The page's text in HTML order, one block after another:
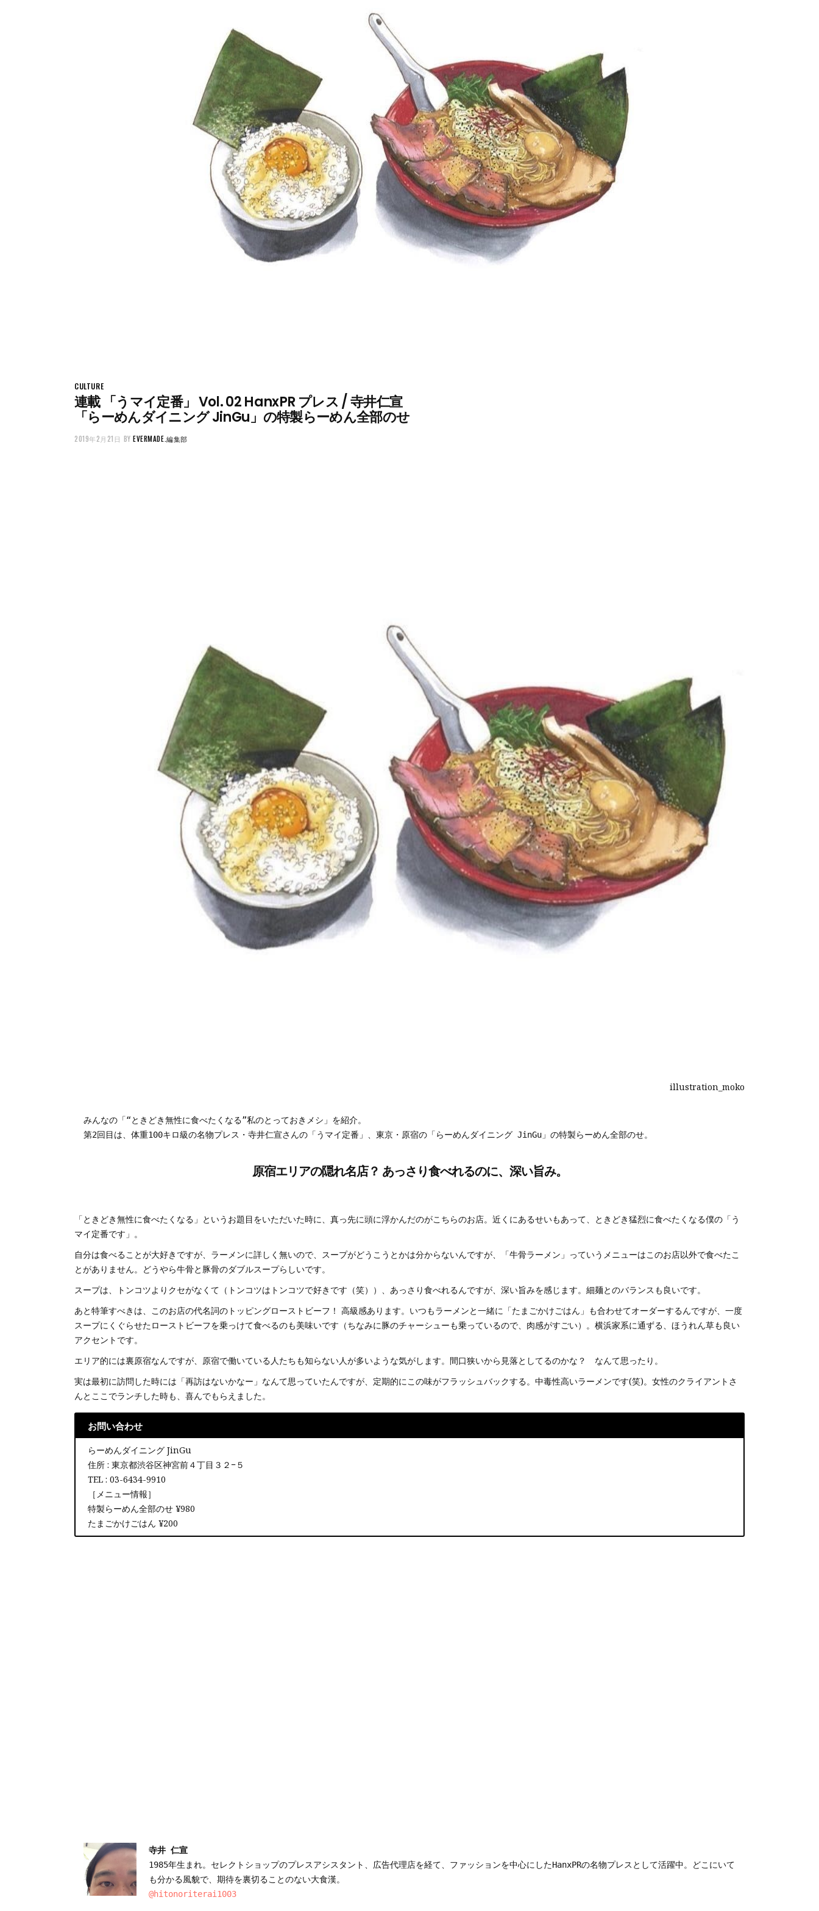
CULTURE
連載 「うマイ定番」 Vol. 02 HanxPR プレス / 寺井仁宣
「らーめんダイニング JinGu」の特製らーめん全部のせ
2019年2月21日 BYEVERMADE.編集部
illustration_moko
みんなの「“ときどき無性に食べたくなる”私のとっておきメシ」を紹介。
第2回目は、体重100キロ級の名物プレス・寺井仁宣さんの「うマイ定番」、東京・原宿の「らーめんダイニング JinGu」の特製らーめん全部のせ。
原宿エリアの隠れ名店？ あっさり食べれるのに、深い旨み。
「ときどき無性に食べたくなる」というお題目をいただいた時に、真っ先に頭に浮かんだのがこちらのお店。近くにあるせいもあって、ときどき猛烈に食べたくなる僕の「う
マイ定番です」。
自分は食べることが大好きですが、ラーメンに詳しく無いので、スープがどうこうとかは分からないんですが、「牛骨ラーメン」っていうメニューはこのお店以外で食べたこ
とがありません。どうやら牛骨と豚骨のダブルスープらしいです。
スープは、トンコツよりクセがなくて（トンコツはトンコツで好きです（笑））、あっさり食べれるんですが、深い旨みを感じます。細麺とのバランスも良いです。
あと特筆すべきは、このお店の代名詞のトッピングローストビーフ！ 高級感あります。いつもラーメンと一緒に「たまごかけごはん」も合わせてオーダーするんですが、一度
スープにくぐらせたローストビーフを乗っけて食べるのも美味いです（ちなみに豚のチャーシューも乗っているので、肉感がすごい）。横浜家系に通ずる、ほうれん草も良い
アクセントです。
エリア的には裏原宿なんですが、原宿で働いている人たちも知らない人が多いような気がします。間口狭いから見落としてるのかな？ なんて思ったり。
実は最初に訪問した時には「再訪はないかなー」なんて思っていたんですが、定期的にこの味がフラッシュバックする。中毒性高いラーメンです(笑)。女性のクライアントさ
んとここでランチした時も、喜んでもらえました。
お問い合わせ
らーめんダイニング JinGu
住所 : 東京都渋谷区神宮前４丁目３２−５
TEL : 03-6434-9910
［メニュー情報］
特製らーめん全部のせ ¥980
たまごかけごはん ¥200
寺井 仁宣
1985年生まれ。セレクトショップのプレスアシスタント、広告代理店を経て、ファッションを中心にしたHanxPRの名物プレスとして活躍中。どこにいて
@hitonoriterai1003